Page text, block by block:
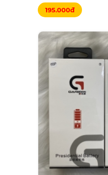
195.000đ